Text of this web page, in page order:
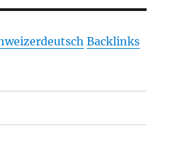
Backlinks